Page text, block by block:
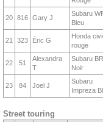
20 816 Gary J
Subaru
Bleu
21 323 Éric G
Honda
rouge
22 51
Alexandra
T
Subaru
Noir
23 84 Joel J
Subaru
Impreza
Street touring